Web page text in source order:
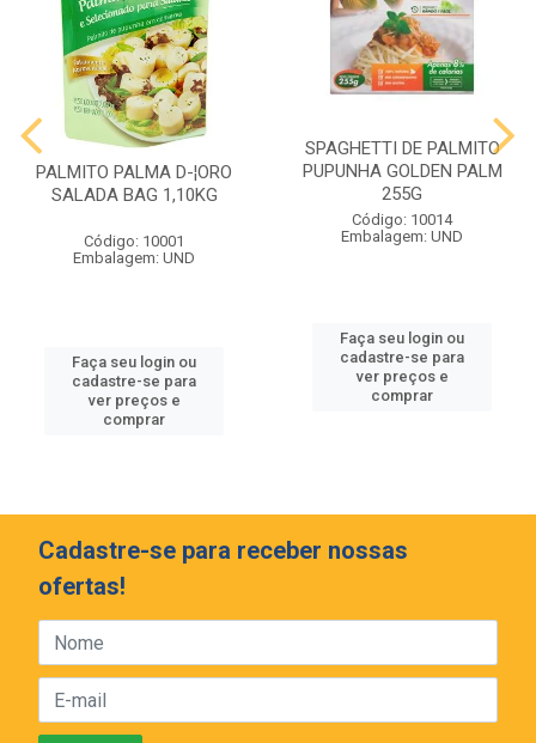
PALMITO PALMA D-¦ORO
SALADA BAG 1,10KG
Código: 10001
Embalagem: UND
Faça seu login ou
cadastre-se para
ver preços e
comprar
SPAGHETTI DE PALMITO
PUPUNHA GOLDEN PALM
255G
Código: 10014
Embalagem: UND
Faça seu login ou
cadastre-se para
ver preços e
comprar
Cadastre-se para receber nossas
ofertas!